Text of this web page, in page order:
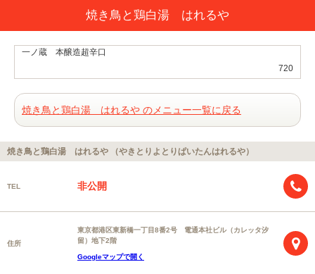
焼き鳥と鶏白湯 はれるや
一ノ蔵 本醸造超辛口
720
焼き鳥と鶏白湯 はれるや のメニュー一覧に戻る
焼き鳥と鶏白湯 はれるや （やきとりよとりぱいたんはれるや）
TEL 非公開
住所
東京都港区東新橋一丁目8番2号 電通本社ビル（カレッタ汐
留）地下2階
Googleマップで開く